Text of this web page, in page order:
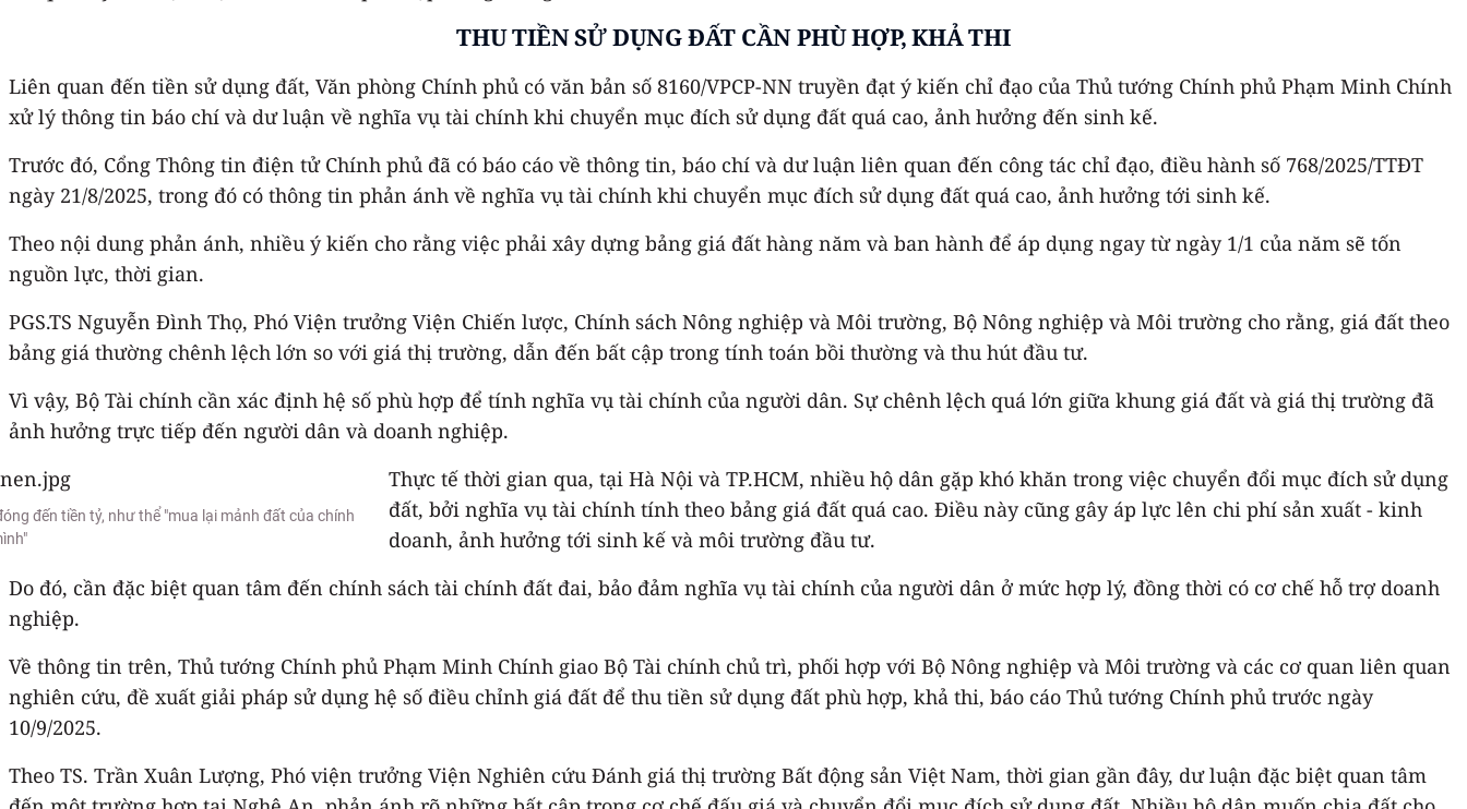
THU TIỀN SỬ DỤNG ĐẤT CẦN PHÙ HỢP, KHẢ THI
Liên quan đến tiền sử dụng đất, Văn phòng Chính phủ có văn bản số 8160/VPCP-NN truyền đạt ý kiến chỉ đạo của Thủ tướng Chính phủ Phạm Minh Chính
xử lý thông tin báo chí và dư luận về nghĩa vụ tài chính khi chuyển mục đích sử dụng đất quá cao, ảnh hưởng đến sinh kế.
Trước đó, Cổng Thông tin điện tử Chính phủ đã có báo cáo về thông tin, báo chí và dư luận liên quan đến công tác chỉ đạo, điều hành số 768/2025/TTĐT
ngày 21/8/2025, trong đó có thông tin phản ánh về nghĩa vụ tài chính khi chuyển mục đích sử dụng đất quá cao, ảnh hưởng tới sinh kế.
Theo nội dung phản ánh, nhiều ý kiến cho rằng việc phải xây dựng bảng giá đất hàng năm và ban hành để áp dụng ngay từ ngày 1/1 của năm sẽ tốn
nguồn lực, thời gian.
PGS.TS Nguyễn Đình Thọ, Phó Viện trưởng Viện Chiến lược, Chính sách Nông nghiệp và Môi trường, Bộ Nông nghiệp và Môi trường cho rằng, giá đất theo
bảng giá thường chênh lệch lớn so với giá thị trường, dẫn đến bất cập trong tính toán bồi thường và thu hút đầu tư.
Vì vậy, Bộ Tài chính cần xác định hệ số phù hợp để tính nghĩa vụ tài chính của người dân. Sự chênh lệch quá lớn giữa khung giá đất và giá thị trường đã
ảnh hưởng trực tiếp đến người dân và doanh nghiệp.
đến tiền tỷ, như thể "mua lại mảnh đất của chính
Thực tế thời gian qua, tại Hà Nội và TP.HCM, nhiều hộ dân gặp khó khăn trong việc chuyển đổi mục đích sử dụng
đất, bởi nghĩa vụ tài chính tính theo bảng giá đất quá cao. Điều này cũng gây áp lực lên chi phí sản xuất - kinh
doanh, ảnh hưởng tới sinh kế và môi trường đầu tư.
Do đó, cần đặc biệt quan tâm đến chính sách tài chính đất đai, bảo đảm nghĩa vụ tài chính của người dân ở mức hợp lý, đồng thời có cơ chế hỗ trợ doanh
nghiệp.
Về thông tin trên, Thủ tướng Chính phủ Phạm Minh Chính giao Bộ Tài chính chủ trì, phối hợp với Bộ Nông nghiệp và Môi trường và các cơ quan liên quan
nghiên cứu, đề xuất giải pháp sử dụng hệ số điều chỉnh giá đất để thu tiền sử dụng đất phù hợp, khả thi, báo cáo Thủ tướng Chính phủ trước ngày
10/9/2025.
Theo TS. Trần Xuân Lượng, Phó viện trưởng Viện Nghiên cứu Đánh giá thị trường Bất động sản Việt Nam, thời gian gần đây, dư luận đặc biệt quan tâm